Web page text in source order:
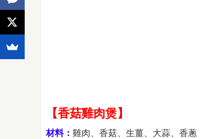
【香菇雞肉煲】
材料： 雞肉、香菇、生薑、大蒜、香蔥